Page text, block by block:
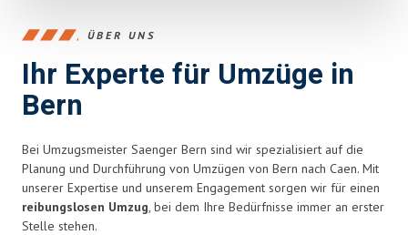
ÜBER UNS
Ihr Experte für Umzüge in
Bern
Bei Umzugsmeister Saenger Bern sind wir spezialisiert auf die
Planung und Durchführung von Umzügen von Bern nach Caen. Mit
unserer Expertise und unserem Engagement sorgen wir für einen
reibungslosen Umzug, bei dem Ihre Bedürfnisse immer an erster
Stelle stehen.